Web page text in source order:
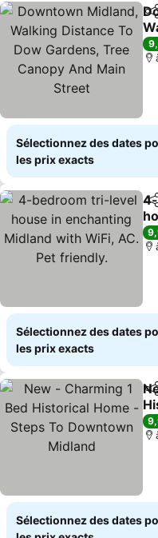
Sélectionnez des dates
les prix exacts
Sélectionnez des dates
les prix exacts
Sélectionnez des dates